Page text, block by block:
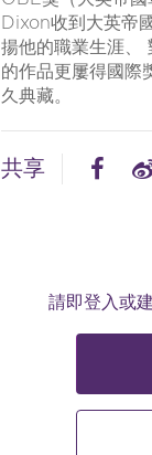
Dixon收到大英帝
揚他的職業生涯、
的作品更屢得國際
久典藏。
共享
請即登入或